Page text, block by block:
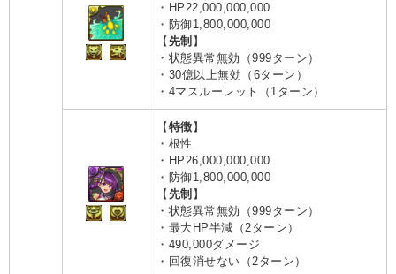
・HP22,000,000,000
・防御1,800,000,000
【 先制 】
・状態異常無効（999ターン）
・30億以上無効（6ターン）
・4マスルーレット（1ターン）
【 特徴 】
・根性
・HP26,000,000,000
・防御1,800,000,000
【 先制 】
・状態異常無効（999ターン）
・最大HP半減（2ターン）
・490,000ダメージ
・回復消せない（2ターン）